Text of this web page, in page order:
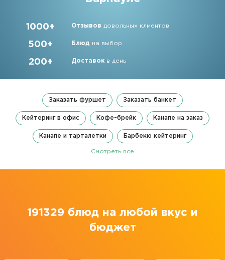
1000+ Отзывов довольных клиентов
500+ Блюд на выбор
200+ Доставок в день
Заказать фуршет Заказать банкет
Кейтеринг в офис Кофе-брейк Канапе на заказ
Канапе и тарталетки Барбекю кейтеринг
Смотреть все
191329 блюд на любой вкус и
бюджет